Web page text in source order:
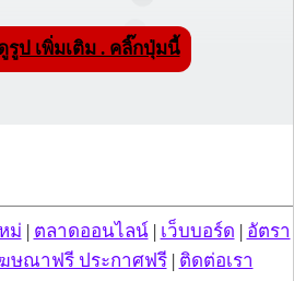
. มีต้นไม้ขนาดใหญ่ล้มทับระบบจำหน่าย
างบ้านห้วยฟาน ต.ห้วยโป่ง
สาไฟฟ้าล้ม อุปกรณ์ประกอบหัวเสา
ป เพิ่มเติม . คลิ๊กปุ่มนี้
ม่ ตลาดออนไลน์| เว็บบอร์ด
อัตรา
ษณาฟรี ประกาศฟรี| ติดต่อเรา